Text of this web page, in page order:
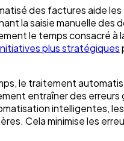
des factures aide
la saisie manuelle
le temps consacré à
plus stratégiques
le traitement
entraîner des
intelligentes,
Cela minimise les